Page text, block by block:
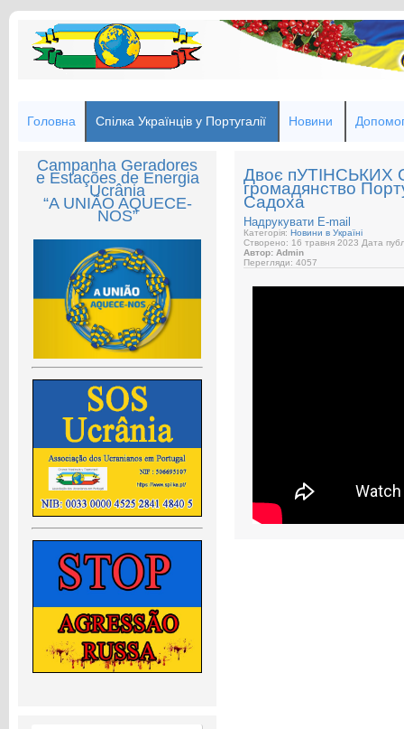
Головна Спілка Українців у Португалії Новини
Campanha Geradores
e Estações de Energia
Ucrânia
“A UNIÃO AQUECE-
NOS”
Двоє пУТІНСЬКИХ
громадянство
Садоха
Надрукувати E-mail
Категорія: Новини в Україні
Створено: 16 травня 2023 Дата
Автор: Admin
Перегляди: 4057